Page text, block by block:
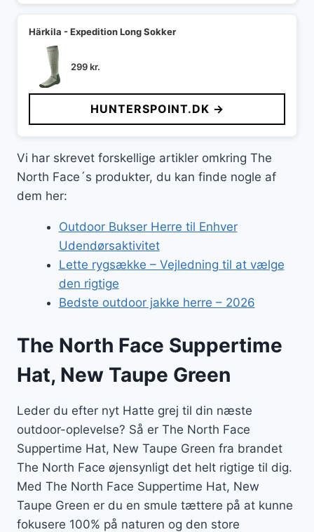
Härkila - Expedition Long Sokker
299kr.
HUNTERSPOINT.DK →
Vi har skrevet forskellige artikler omkring The
North Face´s produkter, du kan finde nogle af
dem her:
Outdoor Bukser Herre til Enhver
Udendørsaktivitet
Lette rygsække – Vejledning til at vælge
den rigtige
Bedste outdoor jakke herre – 2026
The North Face Suppertime
Hat, New Taupe Green
Leder du efter nyt Hatte grej til din næste
outdoor-oplevelse? Så er The North Face
Suppertime Hat, New Taupe Green fra brandet
The North Face øjensynligt det helt rigtige til dig.
Med The North Face Suppertime Hat, New
Taupe Green er du en smule tættere på at kunne
fokusere 100% på naturen og den store